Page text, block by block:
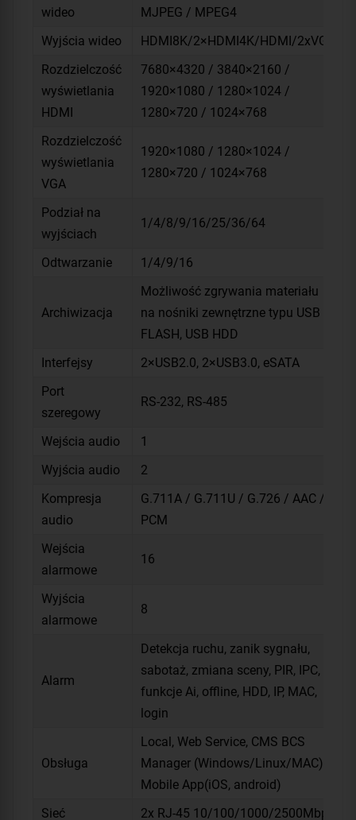
wideo
MJPEG / MPEG4
Wyjścia wideo
HDMI8K/2×HDMI4K/HDMI/2xVGA
Rozdzielczość
wyświetlania
HDMI
7680×4320 / 3840×2160 /
1920×1080 / 1280×1024 /
1280×720 / 1024×768
Rozdzielczość
wyświetlania
VGA
1920×1080 / 1280×1024 /
1280×720 / 1024×768
Podział na
wyjściach
1/4/8/9/16/25/36/64
Odtwarzanie 1/4/9/16
Archiwizacja
Możliwość zgrywania materiału
na nośniki zewnętrzne typu USB
FLASH, USB HDD
Interfejsy
2×USB2.0, 2×USB3.0, eSATA
Port
szeregowy
RS-232, RS-485
Wejścia audio
1
Wyjścia audio
2
Kompresja
audio
G.711A / G.711U / G.726 / AAC /
PCM
Wejścia
alarmowe
16
Wyjścia
alarmowe
8
Alarm
Detekcja ruchu, zanik sygnału,
sabotaż, zmiana sceny, PIR, IPC,
funkcje Ai, offline, HDD, IP, MAC,
login
Obsługa
Local, Web Service, CMS BCS
Manager (Windows/Linux/MAC),
Mobile App(iOS, android)
Sieć
2x RJ-45 10/100/1000/2500Mbps